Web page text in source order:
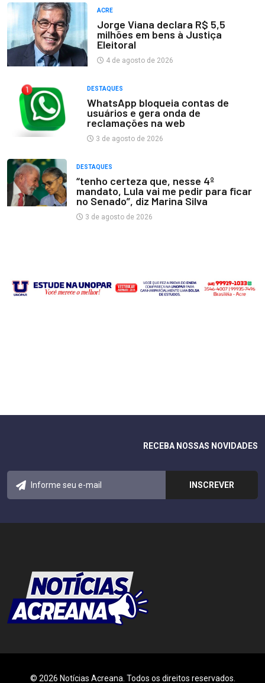
ACRE
Jorge Viana declara R$ 5,5
milhões em bens à Justiça
Eleitoral
4 de agosto de 2026
DESTAQUES
WhatsApp bloqueia contas de
usuários e gera onda de
reclamações na web
3 de agosto de 2026
DESTAQUES
“tenho certeza que, nesse 4º
mandato, Lula vai me pedir para ficar
no Senado”, diz Marina Silva
3 de agosto de 2026
RECEBA NOSSAS NOVIDADES
© 2026 Notícias Acreana. Todos os direitos reservados.